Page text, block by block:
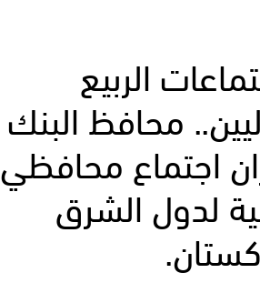
الربيع
محافظ البنك
اجتماع محافظي
لدول الشرق